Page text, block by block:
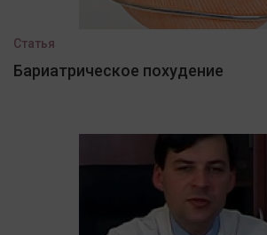
Статья
Бариатрическое похудение